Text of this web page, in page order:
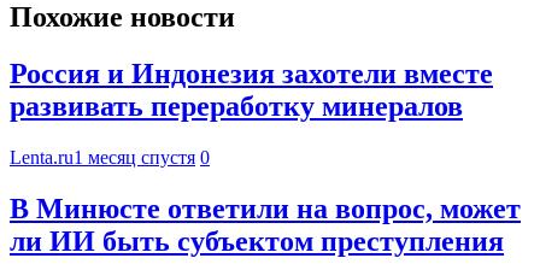
Похожие новости
Россия и Индонезия захотели вместе
развивать переработку минералов
Lenta.ru1 месяц спустя 0
В Минюсте ответили на вопрос, может
ли ИИ быть субъектом преступления